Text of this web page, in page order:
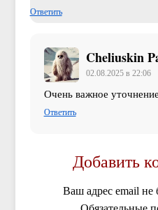
Ответить
Cheliuskin
02.08.2025 в 22:06
Очень важное
Ответить
Добавить
Ваш адрес email не